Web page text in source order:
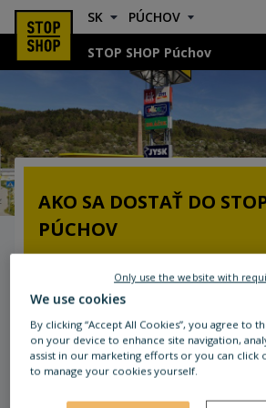
SK PÚCHOV
STOP SHOP Púchov
AKO SA DOSTAŤ DO
PÚCHOV
Dostupnosť autom:
Nákupné centrum sa nachádza
objazdu, ktorý spája ulicu
I. triedy č. 507) a Okružnú ulicu.
Dostupnosť verejnou dopravou:
Autobusová zástavka „Okružná
We use cookies
By clicking “Accept All Cookies”, you agree to
on your device to enhance site navigation,
assist in our marketing efforts or you can click
to manage your cookies yourself.
Only use the website with